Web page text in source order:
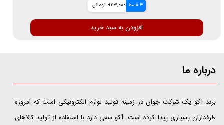
4 قسط 963,000 تومانی
افزودن به سبد خرید
درباره ما
​​​​​​​برند آکو یک شرکت جوان در زمینه تولید لوازم الکترونیکی است که امروزه
طرفداران بسیاری پیدا کرده است. آکو سعی دارد با استفاده از تولید کالاهای